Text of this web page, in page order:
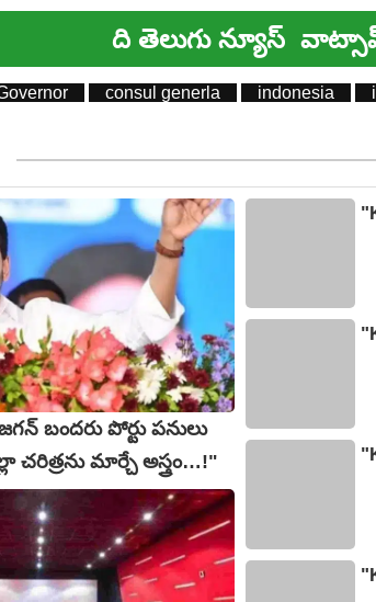
ది తెలుగు న్యూస్
consul generla indonesia
బందరు పోర్టు పనులు
చరిత్రను మార్చే అస్త్రం…!"